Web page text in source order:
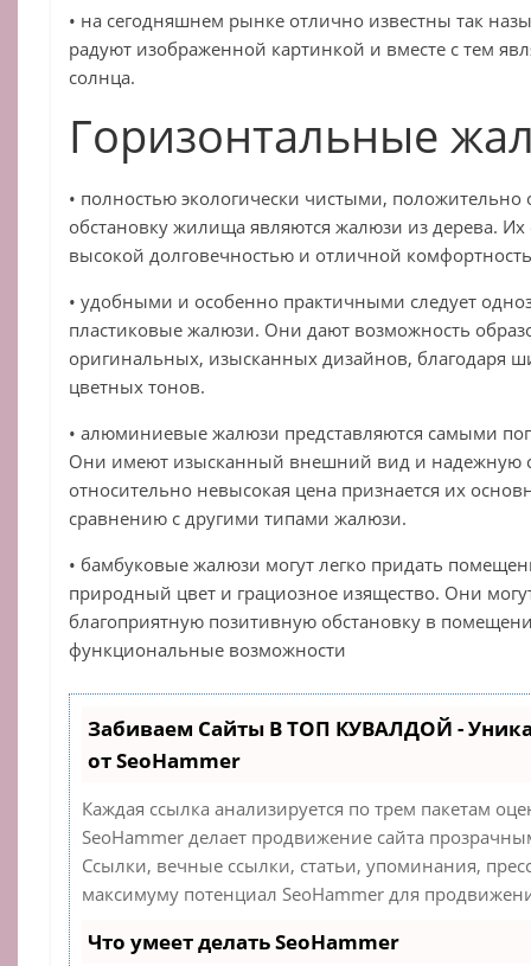
• на сегодняшнем рынке отлично известны так
радуют изображенной картинкой и вместе с тем
солнца.
Горизонтальные
• полностью экологически чистыми,
обстановку жилища являются жалюзи из дерева. Их
высокой долговечностью и отличной
• удобными и особенно практичными следует
пластиковые жалюзи. Они дают возможность
оригинальных, изысканных дизайнов, благодаря
цветных тонов.
• алюминиевые жалюзи представляются самыми
Они имеют изысканный внешний вид и надежную
относительно невысокая цена признается их
сравнению с другими типами жалюзи.
• бамбуковые жалюзи могут легко придать
природный цвет и грациозное изящество. Они
благоприятную позитивную обстановку в
функциональные возможности
Забиваем Сайты В ТОП КУВАЛДОЙ -
от SeoHammer
Каждая ссылка анализируется по трем пакетам
SeoHammer делает продвижение сайта
Ссылки, вечные ссылки, статьи, упоминания,
максимуму потенциал SeoHammer для
Что умеет делать SeoHammer